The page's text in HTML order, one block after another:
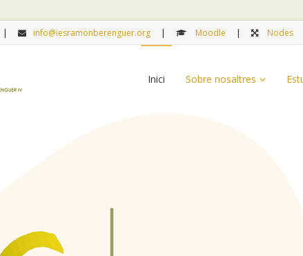
info@iesramonberenguer.org Moodle Nodes
Inici Sobre nosaltres